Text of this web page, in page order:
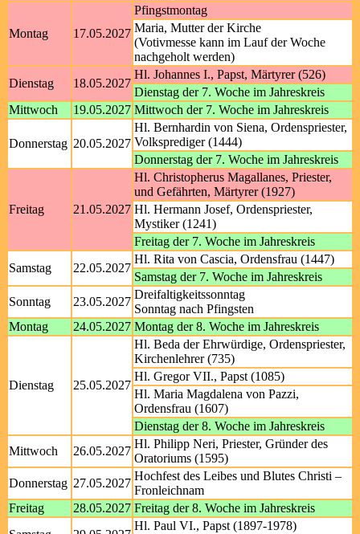
Montag 17.05.2027
Pfingstmontag
Maria, Mutter der Kirche
(Votivmesse kann im Lauf der Woche
nachgeholt werden)
Dienstag
18.05.2027
Hl. Johannes I., Papst, Märtyrer (526)
Dienstag der 7. Woche im Jahreskreis
Mittwoch
19.05.2027 Mittwoch der 7. Woche im Jahreskreis
Donnerstag 20.05.2027
Hl. Bernhardin von Siena, Ordenspriester,
Volksprediger (1444)
Donnerstag der 7. Woche im Jahreskreis
Freitag 21.05.2027
Hl. Christopherus Magallanes, Priester,
und Gefährten, Märtyrer (1927)
Hl. Hermann Josef, Ordenspriester,
Mystiker (1241)
Freitag der 7. Woche im Jahreskreis
Samstag
22.05.2027
Hl. Rita von Cascia, Ordensfrau (1447)
Samstag der 7. Woche im Jahreskreis
Sonntag
23.05.2027
Dreifaltigkeitssonntag
Sonntag nach Pfingsten
Montag
24.05.2027 Montag der 8. Woche im Jahreskreis
Dienstag 25.05.2027
Hl. Beda der Ehrwürdige, Ordenspriester,
Kirchenlehrer (735)
Hl. Gregor VII., Papst (1085)
Hl. Maria Magdalena von Pazzi,
Ordensfrau (1607)
Dienstag der 8. Woche im Jahreskreis
Mittwoch
26.05.2027
Hl. Philipp Neri, Priester, Gründer des
Oratoriums (1595)
Donnerstag 27.05.2027
Hochfest des Leibes und Blutes Christi –
Fronleichnam
Freitag
28.05.2027 Freitag der 8. Woche im Jahreskreis
Hl. Paul VI., Papst (1897-1978)